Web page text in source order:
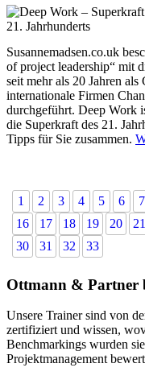
Susannemadsen.co.uk
of project leadership“ mit
seit mehr als 20 Jahren
internationale Firmen
durchgeführt. Deep Work
die Superkraft des 21.
Tipps für Sie zusammen.
1 2 3 4 5 6 7
16
17 18 19 20 21
30
31 32 33
Ottmann & Partner
Unsere Trainer sind von
zertifiziert und wissen,
Benchmarkings wurden
Projektmanagement